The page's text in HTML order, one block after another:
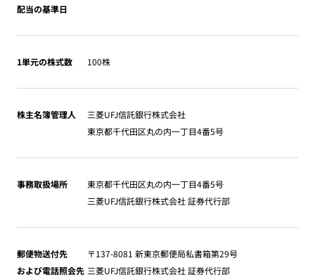
配当の基準日
1単元の株式数 100株
株主名簿管理人
三菱UFJ信託銀行株式会社
東京都千代田区丸の内一丁目4番5号
事務取扱場所
東京都千代田区丸の内一丁目4番5号
三菱UFJ信託銀行株式会社 証券代行部
郵便物送付先
および電話照会先
〒137-8081 新東京郵便局私書箱第29号
三菱UFJ信託銀行株式会社 証券代行部